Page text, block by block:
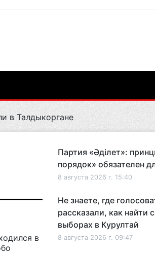
в Талдыкоргане
в
Партия «Әділет»:
порядок» обязателен
8 августа 2026 г. 15:40
Не знаете, где
рассказали, как найти
выборах в Курултай
8 августа 2026 г. 09:47